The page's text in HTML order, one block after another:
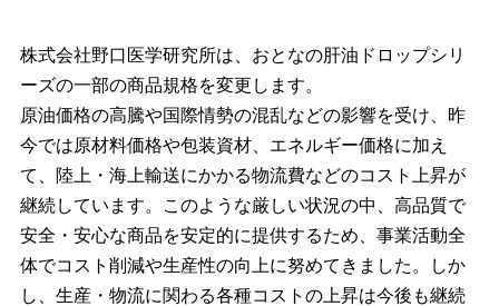
株式会社野口医学研究所は、おとなの肝油ドロップシリ
ーズの一部の商品規格を変更します。
原油価格の高騰や国際情勢の混乱などの影響を受け、昨
今では原材料価格や包装資材、エネルギー価格に加え
て、陸上・海上輸送にかかる物流費などのコスト上昇が
継続しています。このような厳しい状況の中、高品質で
安全・安心な商品を安定的に提供するため、事業活動全
体でコスト削減や生産性の向上に努めてきました。しか
し、生産・物流に関わる各種コストの上昇は今後も継続